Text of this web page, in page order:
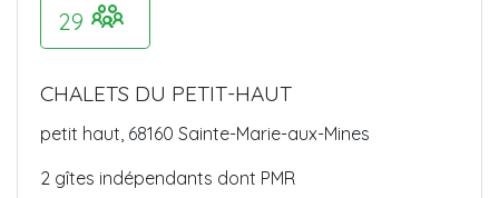
29
CHALETS DU PETIT-HAUT
petit haut, 68160 Sainte-Marie-aux-Mines
2 gîtes indépendants dont PMR